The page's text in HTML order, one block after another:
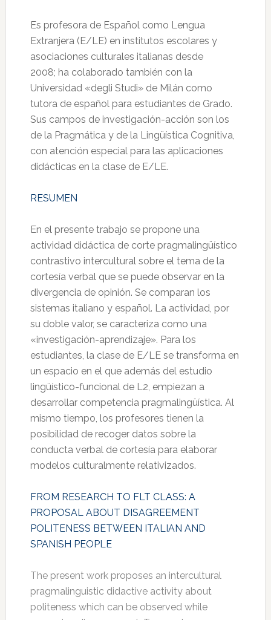
Es profesora de Español como Lengua
Extranjera (E/LE) en institutos escolares y
asociaciones culturales italianas desde
2008; ha colaborado también con la
Universidad «degli Studi» de Milán como
tutora de español para estudiantes de Grado.
Sus campos de investigación-acción son los
de la Pragmática y de la Lingüística Cognitiva,
con atención especial para las aplicaciones
didácticas en la clase de E/LE.
RESUMEN
En el presente trabajo se propone una
actividad didáctica de corte pragmalingüístico
contrastivo intercultural sobre el tema de la
cortesía verbal que se puede observar en la
divergencia de opinión. Se comparan los
sistemas italiano y español. La actividad, por
su doble valor, se caracteriza como una
«investigación-aprendizaje». Para los
estudiantes, la clase de E/LE se transforma en
un espacio en el que además del estudio
lingüístico-funcional de L2, empiezan a
desarrollar competencia pragmalingüística. Al
mismo tiempo, los profesores tienen la
posibilidad de recoger datos sobre la
conducta verbal de cortesía para elaborar
modelos culturalmente relativizados.
FROM RESEARCH TO FLT CLASS: A
PROPOSAL ABOUT DISAGREEMENT
POLITENESS BETWEEN ITALIAN AND
SPANISH PEOPLE
The present work proposes an intercultural
pragmalinguistic didactive activity about
politeness which can be observed while